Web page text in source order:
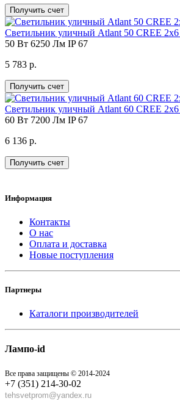
Получить счет
Светильник уличный Atlant 50 CREE
50 Вт 6250 Лм IP 67
5 783 р.
Получить счет
Светильник уличный Atlant 60 CREE
60 Вт 7200 Лм IP 67
6 136 р.
Получить счет
Информация
Контакты
О нас
Оплата и доставка
Новые поступления
Партнеры
Каталоги производителей
Лампо-id
Все права защищены © 2014-2024
+7 (351) 214-30-02
tehsvetprom@yandex.ru